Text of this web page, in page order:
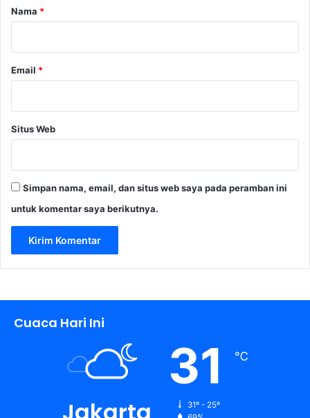
l
u
B
i
s
rNama *
Email *
Situs Web
Simpan nama, email, dan situs web saya pada peramban ini
untuk komentar saya berikutnya.
Cuaca Hari Ini
31 ℃
31º - 25º